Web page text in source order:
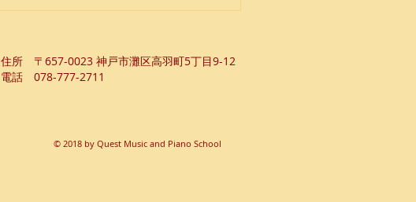
​住所 〒657-0023 ​神戸市灘区高羽町5丁目9-12
電話 078-777-2711
© 2018 by Quest Music and Piano School